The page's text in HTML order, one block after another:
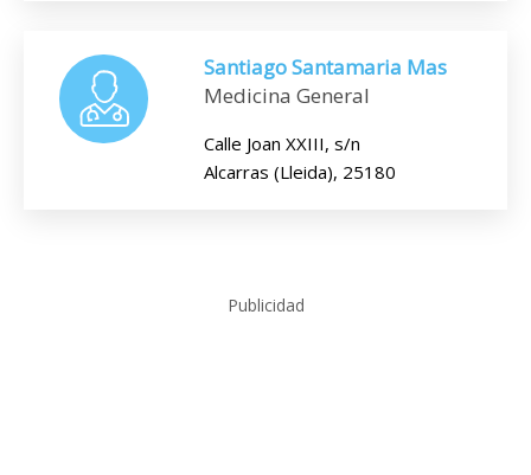
Santiago Santamaria Mas
Medicina General
Calle Joan XXIII, s/n
Alcarras (Lleida), 25180
Publicidad